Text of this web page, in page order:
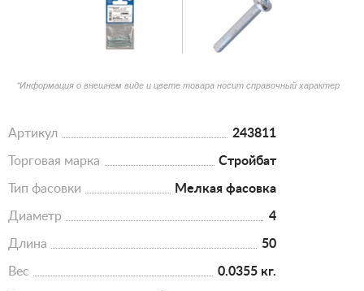
*Информация о внешнем виде и цвете товара носит справочный характер
Артикул 243811
Торговая марка Стройбат
Тип фасовки Мелкая фасовка
Диаметр 4
Длина 50
Вес 0.0355 кг.